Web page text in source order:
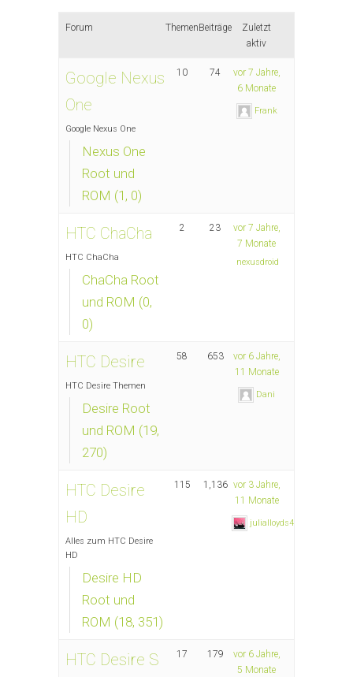
Forum ThemenBeiträge
Zuletzt
aktiv
Google Nexus
One
Google Nexus One
Nexus One
Root und
ROM (1, 0)
10 74
vor 7 Jahre,
6 Monate
Frank
HTC ChaCha
HTC ChaCha
ChaCha Root
und ROM (0,
0)
2 23
vor 7 Jahre,
7 Monate
nexusdroid
HTC Desire
HTC Desire Themen
Desire Root
und ROM (19,
270)
58 653
vor 6 Jahre,
11 Monate
Dani
HTC Desire
HD
Alles zum HTC Desire
HD
Desire HD
Root und
ROM (18, 351)
115 1,136 vor 3 Jahre,
11 Monate
julialloyds45
HTC Desire S 17 179
vor 6 Jahre,
5 Monate